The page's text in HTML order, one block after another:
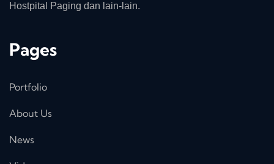
Hostpital Paging dan lain-lain.
Pages
Portfolio
About Us
News